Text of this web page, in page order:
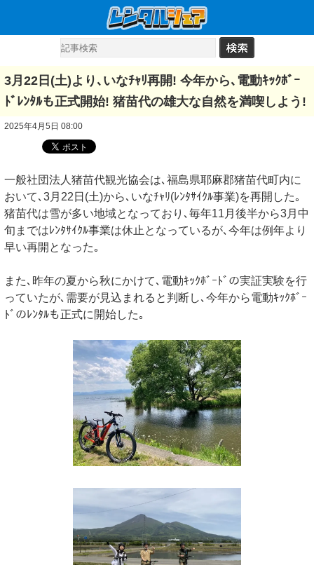
3月22日(土)より､いなﾁｬﾘ再開! 今年から､電動ｷｯｸﾎﾞｰ
ﾄﾞﾚﾝﾀﾙも正式開始! 猪苗代の雄大な自然を満喫しよう!
2025年4月5日 08:00
一般社団法人猪苗代観光協会は､福島県耶麻郡猪苗代町内に
おいて､3月22日(土)から､いなﾁｬﾘ(ﾚﾝﾀｻｲｸﾙ事業)を再開した｡
猪苗代は雪が多い地域となっており､毎年11月後半から3月中
旬まではﾚﾝﾀｻｲｸﾙ事業は休止となっているが､今年は例年より
早い再開となった｡
また､昨年の夏から秋にかけて､電動ｷｯｸﾎﾞｰﾄﾞの実証実験を行
っていたが､需要が見込まれると判断し､今年から電動ｷｯｸﾎﾞｰ
ﾄﾞのﾚﾝﾀﾙも正式に開始した｡